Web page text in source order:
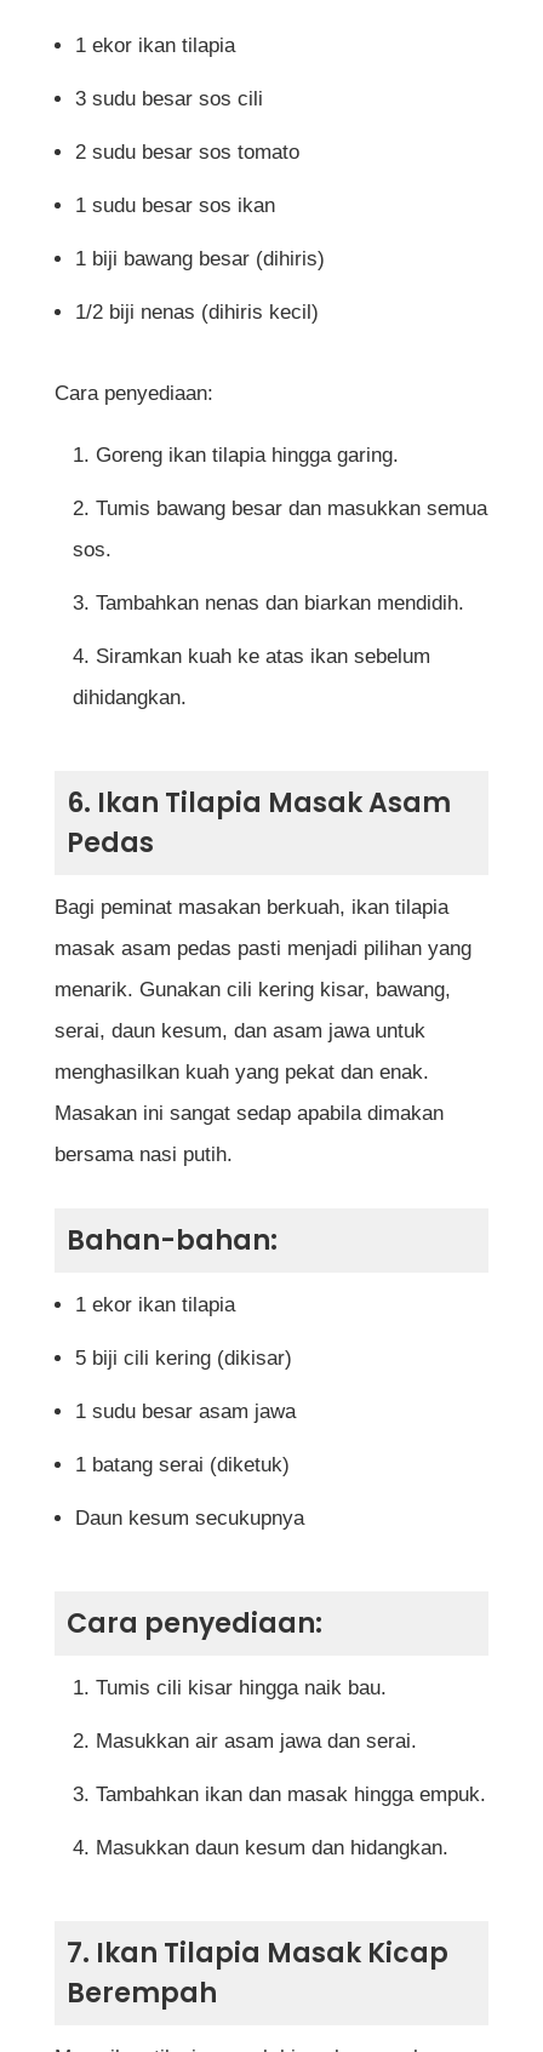
1 ekor ikan tilapia
3 sudu besar sos cili
2 sudu besar sos tomato
1 sudu besar sos ikan
1 biji bawang besar (dihiris)
1/2 biji nenas (dihiris kecil)
Cara penyediaan:
Goreng ikan tilapia hingga garing.
Tumis bawang besar dan masukkan semua
sos.
Tambahkan nenas dan biarkan mendidih.
Siramkan kuah ke atas ikan sebelum
dihidangkan.
6. Ikan Tilapia Masak Asam
Pedas
Bagi peminat masakan berkuah, ikan tilapia
masak asam pedas pasti menjadi pilihan yang
menarik. Gunakan cili kering kisar, bawang,
serai, daun kesum, dan asam jawa untuk
menghasilkan kuah yang pekat dan enak.
Masakan ini sangat sedap apabila dimakan
bersama nasi putih.
Bahan-bahan:
1 ekor ikan tilapia
5 biji cili kering (dikisar)
1 sudu besar asam jawa
1 batang serai (diketuk)
Daun kesum secukupnya
Cara penyediaan:
Tumis cili kisar hingga naik bau.
Masukkan air asam jawa dan serai.
Tambahkan ikan dan masak hingga empuk.
Masukkan daun kesum dan hidangkan.
7. Ikan Tilapia Masak Kicap
Berempah